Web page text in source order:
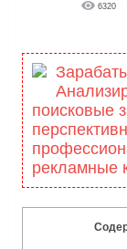
6320
поисковые
рекламные